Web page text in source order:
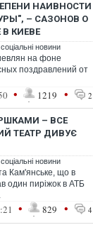
НАИВНОСТИ
– САЗОНОВ О
КИЕВЕ
новини
на фоне
поздравлений от
• 1219 • 2
– ВСЕ
ТЕАТР ДИВУЄ
новини
Кам'янське, що в
один пиріжок в АТБ
• 829 • 4